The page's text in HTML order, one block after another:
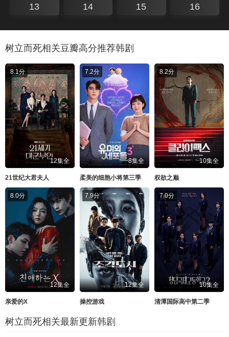
13 14 15 16
树立而死相关豆瓣高分推荐韩剧
8.1分
12集全
21世纪大君夫人
7.2分
8集全
柔美的细胞小将第三季
8.2分
10集全
权欲之巅
8.0分
12集全
亲爱的X
7.9分
12集全
操控游戏
7.0分
10集全
清潭国际高中第二季
树立而死相关最新更新韩剧